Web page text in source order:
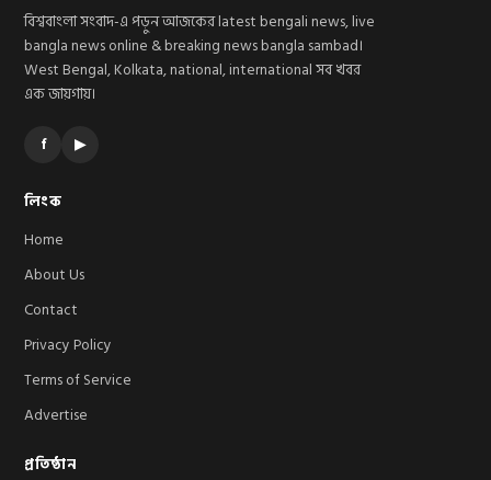
বিশ্ববাংলা সংবাদ-এ পড়ুন আজকের latest bengali news, live
bangla news online & breaking news bangla sambad।
West Bengal, Kolkata, national, international সব খবর
এক জায়গায়।
f ▶
লিংক
Home
About Us
Contact
Privacy Policy
Terms of Service
Advertise
প্রতিষ্ঠান